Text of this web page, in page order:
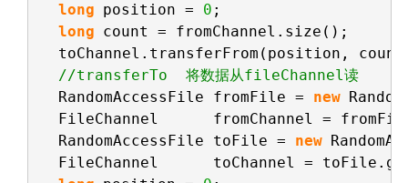
long position = 0 ;
long count = fromChannel.size();
toChannel.transferFrom(position,
//transferTo  将数据从fileChannel读
RandomAccessFile fromFile = new
FileChannel      fromChannel =
RandomAccessFile toFile = new
FileChannel      toChannel =